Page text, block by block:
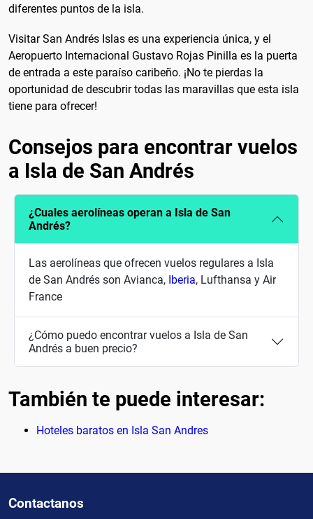
diferentes puntos de la isla.
Visitar San Andrés Islas es una experiencia única, y el
Aeropuerto Internacional Gustavo Rojas Pinilla es la puerta
de entrada a este paraíso caribeño. ¡No te pierdas la
oportunidad de descubrir todas las maravillas que esta isla
tiene para ofrecer!
Consejos para encontrar vuelos
a Isla de San Andrés
¿Cuales aerolíneas operan a Isla de San
Andrés?
Las aerolíneas que ofrecen vuelos regulares a Isla
de San Andrés son Avianca, Iberia, Lufthansa y Air
France
¿Cómo puedo encontrar vuelos a Isla de San
Andrés a buen precio?
También te puede interesar:
Hoteles baratos en Isla San Andres
Contactanos